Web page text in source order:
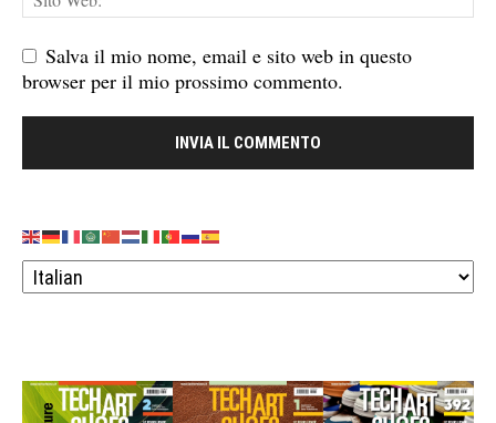
Salva il mio nome, email e sito web in questo
browser per il mio prossimo commento.